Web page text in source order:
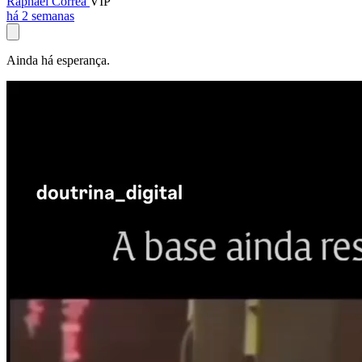
há 2 semanas
Ainda há esperança.